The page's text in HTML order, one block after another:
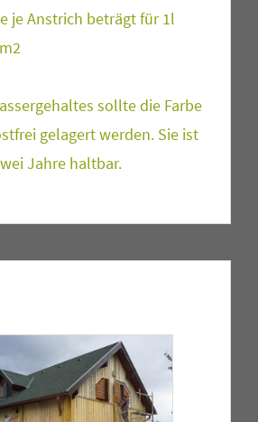
je Anstrich beträgt für 1l
sollte die Farbe
gelagert werden. Sie ist
Jahre haltbar.